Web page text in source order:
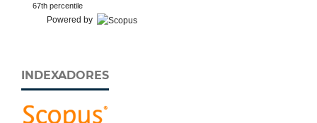
67th percentile
Powered by
INDEXADORES